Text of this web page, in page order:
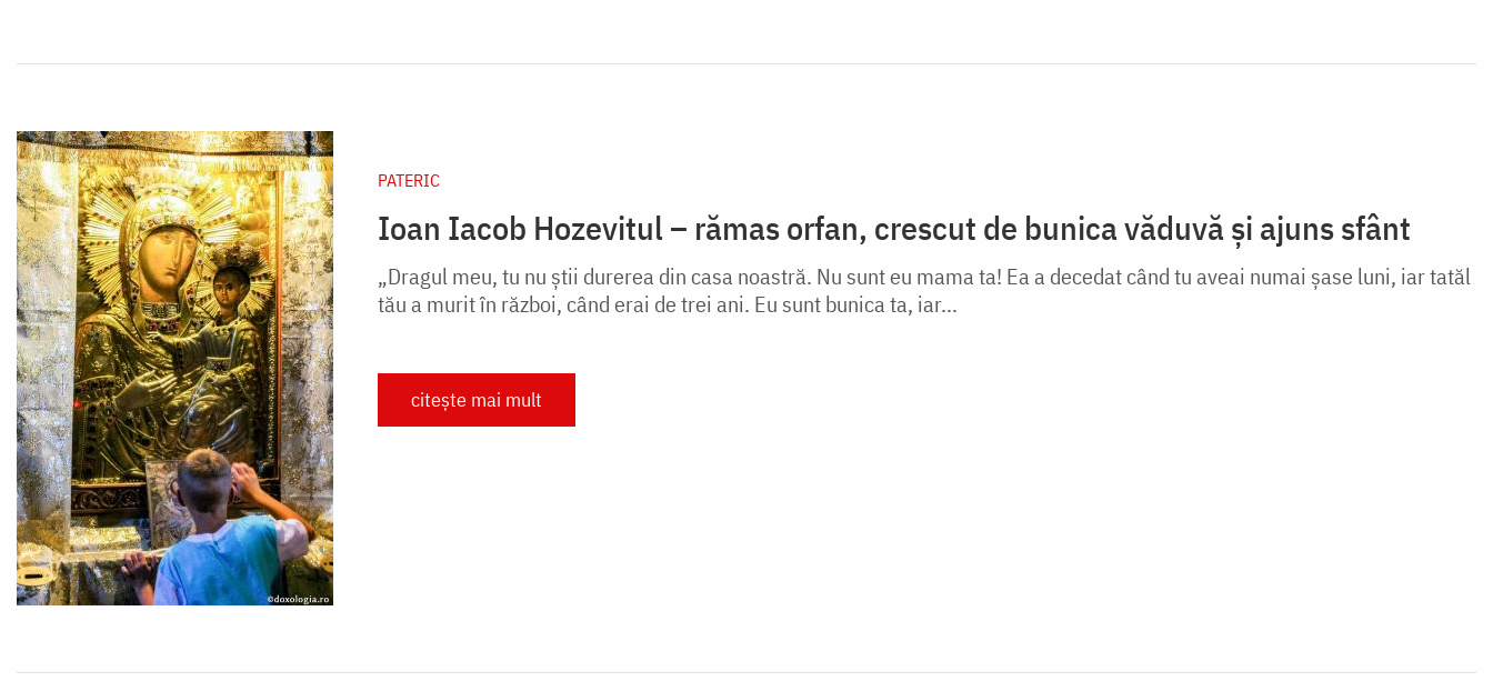
PATERIC
Ioan Iacob Hozevitul – rămas orfan, crescut de bunica văduvă și ajuns sfânt
„Dragul meu, tu nu ştii durerea din casa noastră. Nu sunt eu mama ta! Ea a decedat când tu aveai numai şase luni, iar tatăl
tău a murit în război, când erai de trei ani. Eu sunt bunica ta, iar...
citește mai mult